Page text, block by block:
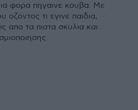
φορα πηγαινε κουβα. Με
οζοντος τι εγινε παιδια,
απο τα πιστα σκυλια και